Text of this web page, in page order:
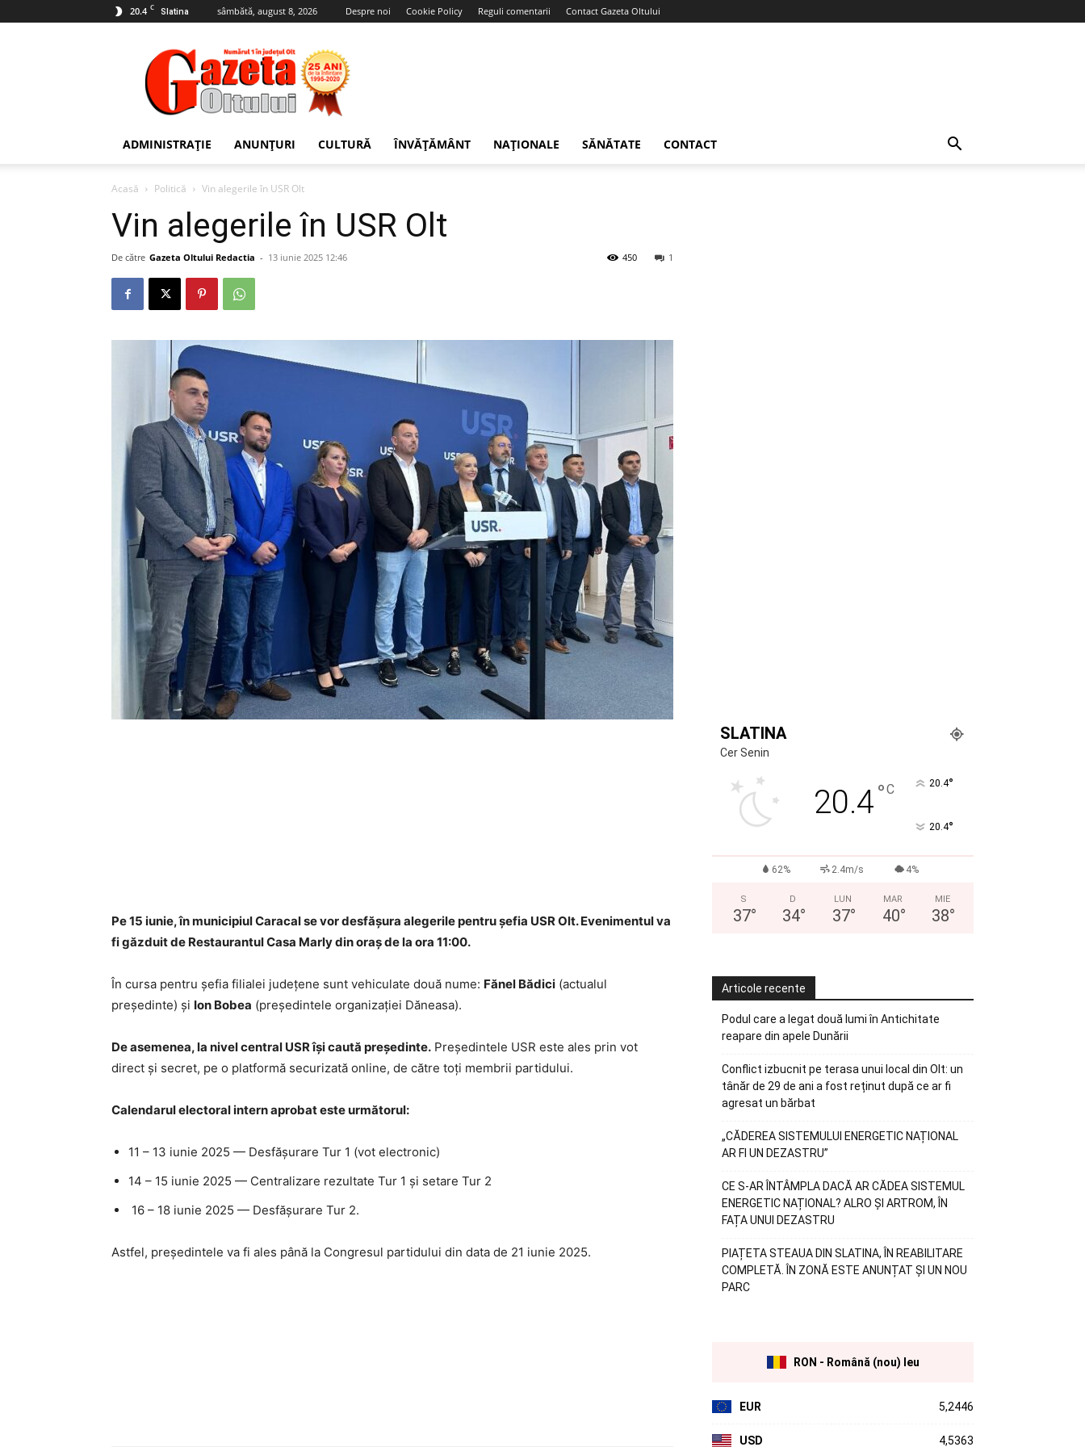
20.4 C Slatina sâmbătă, august 8, 2026 Despre noi Cookie Policy Reguli comentarii Contact Gazeta Oltului
Gazeta
Oltului
ADMINISTRAȚIE ANUNȚURI CULTURĂ ÎNVĂȚĂMÂNT NAȚIONALE SĂNĂTATE CONTACT
Acasă Politică Vin alegerile în USR Olt
Vin alegerile în USR Olt
De către Gazeta Oltului Redactia - 13 iunie 2025 12:46 1
450
Pe 15 iunie, în municipiul Caracal se vor desfășura alegerile pentru șefia USR Olt. Evenimentul va
fi găzduit de Restaurantul Casa Marly din oraș de la ora 11:00.
În cursa pentru șefia filialei județene sunt vehiculate două nume: Fănel Bădici (actualul
președinte) și Ion Bobea (președintele organizației Dăneasa).
De asemenea, la nivel central USR își caută președinte. Președintele USR este ales prin vot
direct și secret, pe o platformă securizată online, de către toți membrii partidului.
Calendarul electoral intern aprobat este următorul:
11 – 13 iunie 2025 — Desfășurare Tur 1 (vot electronic)
14 – 15 iunie 2025 — Centralizare rezultate Tur 1 și setare Tur 2
16 – 18 iunie 2025 — Desfășurare Tur 2.
Astfel, președintele va fi ales până la Congresul partidului din data de 21 iunie 2025.
SLATINA
Cer Senin
20.4°C 20.4°
20.4°
62% 2.4m/s 4%
S
37°
D
34°
LUN
37°
MAR
40°
MIE
38°
Articole recente
Podul care a legat două lumi în Antichitate
reapare din apele Dunării
Conflict izbucnit pe terasa unui local din Olt: un
tânăr de 29 de ani a fost reținut după ce ar fi
agresat un bărbat
„CĂDEREA SISTEMULUI ENERGETIC NAȚIONAL
AR FI UN DEZASTRU”
CE S-AR ÎNTÂMPLA DACĂ AR CĂDEA SISTEMUL
ENERGETIC NAȚIONAL? ALRO ȘI ARTROM, ÎN
FAȚA UNUI DEZASTRU
PIAȚETA STEAUA DIN SLATINA, ÎN REABILITARE
COMPLETĂ. ÎN ZONĂ ESTE ANUNȚAT ȘI UN NOU
PARC
RON - Română (nou) leu
EUR 5,2446
USD 4,5363